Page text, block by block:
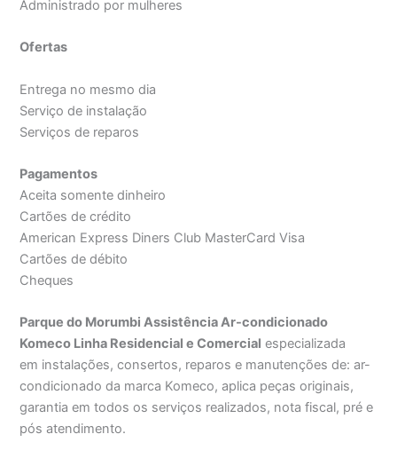
Administrado por mulheres
Ofertas
Entrega no mesmo dia
Serviço de instalação
Serviços de reparos
Pagamentos
Aceita somente dinheiro
Cartões de crédito
American Express Diners Club MasterCard Visa
Cartões de débito
Cheques
Parque do Morumbi Assistência Ar-condicionado
Komeco Linha Residencial e Comercial especializada
em instalações, consertos, reparos e manutenções de: ar-
condicionado da marca Komeco, aplica peças originais,
garantia em todos os serviços realizados, nota fiscal, pré e
pós atendimento.